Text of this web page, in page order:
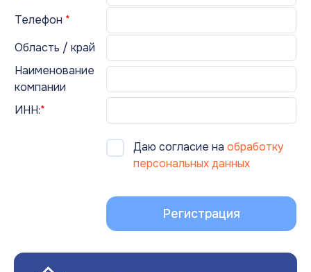
Телефон *
Область / край
Наименование
компании
ИНН:*
Даю согласие на обработку
персональных данных